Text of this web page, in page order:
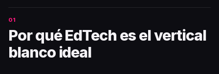
Por qué EdTech es el vertical
blanco ideal